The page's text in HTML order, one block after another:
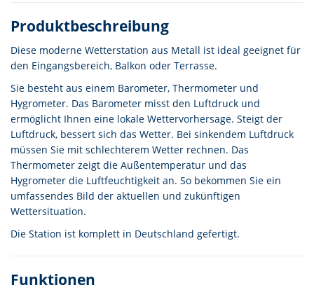
Produktbeschreibung
Diese moderne Wetterstation aus Metall ist ideal geeignet für
den Eingangsbereich, Balkon oder Terrasse.
Sie besteht aus einem Barometer, Thermometer und
Hygrometer. Das Barometer misst den Luftdruck und
ermöglicht Ihnen eine lokale Wettervorhersage. Steigt der
Luftdruck, bessert sich das Wetter. Bei sinkendem Luftdruck
müssen Sie mit schlechterem Wetter rechnen. Das
Thermometer zeigt die Außentemperatur und das
Hygrometer die Luftfeuchtigkeit an. So bekommen Sie ein
umfassendes Bild der aktuellen und zukünftigen
Wettersituation.
Die Station ist komplett in Deutschland gefertigt.
Funktionen